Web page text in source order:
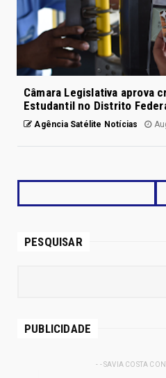
Câmara Legislativa aprova
Estudantil no Distrito
Agência Satélite Notícias
PESQUISAR
PUBLICIDADE
- - SAVIA COSTA